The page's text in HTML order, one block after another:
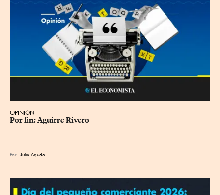
OPINIÓN
Por fin: Aguirre Rivero
Por Julio Agudo